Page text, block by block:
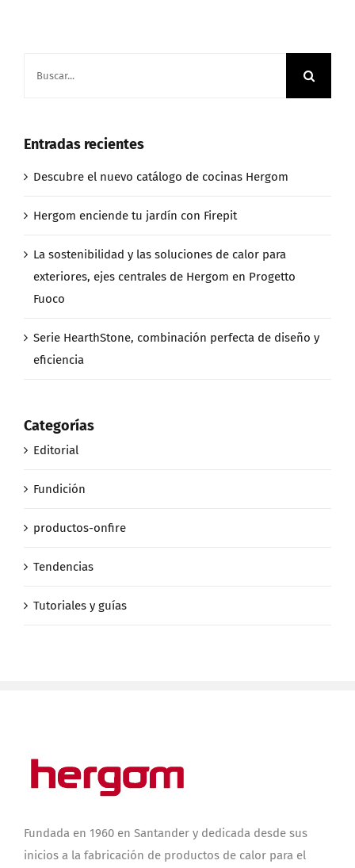
Entradas recientes
Descubre el nuevo catálogo de cocinas Hergom
Hergom enciende tu jardín con Firepit
La sostenibilidad y las soluciones de calor para
exteriores, ejes centrales de Hergom en Progetto
Fuoco
Serie HearthStone, combinación perfecta de diseño y
eficiencia
Categorías
Editorial
Fundición
productos-onfire
Tendencias
Tutoriales y guías
Fundada en 1960 en Santander y dedicada desde sus
inicios a la fabricación de productos de calor para el